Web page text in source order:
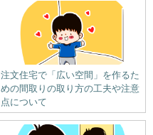
注文住宅で「広い空間」を作るた
めの間取りの取り方の工夫や注意
点について